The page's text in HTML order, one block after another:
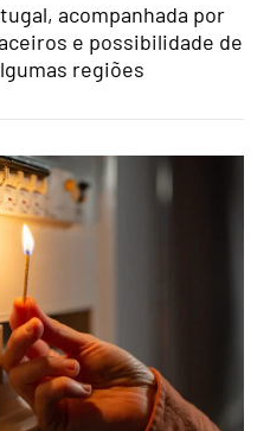
acompanhada por
e possibilidade de
regiões